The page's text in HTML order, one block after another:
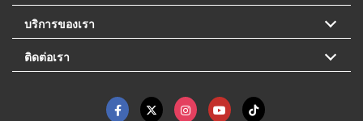
บริการของเรา
ติดต่อเรา